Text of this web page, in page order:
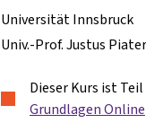
Universität Innsbruck
Univ.-Prof. Justus
Dieser Kurs ist
Grundlagen Online